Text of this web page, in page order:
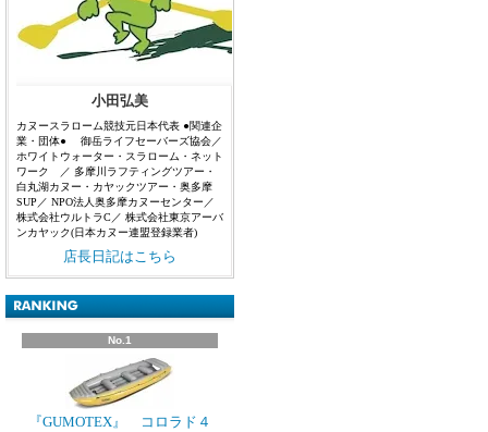
小田弘美
カヌースラローム競技元日本代表 ●関連企
業・団体● 御岳ライフセーバーズ協会／
ホワイトウォーター・スラローム・ネット
ワーク ／ 多摩川ラフティングツアー・
白丸湖カヌー・カヤックツアー・奥多摩
SUP／ NPO法人奥多摩カヌーセンター／
株式会社ウルトラC／ 株式会社東京アーバ
ンカヤック(日本カヌー連盟登録業者)
店長日記はこちら
No.1
『GUMOTEX』 コロラド４